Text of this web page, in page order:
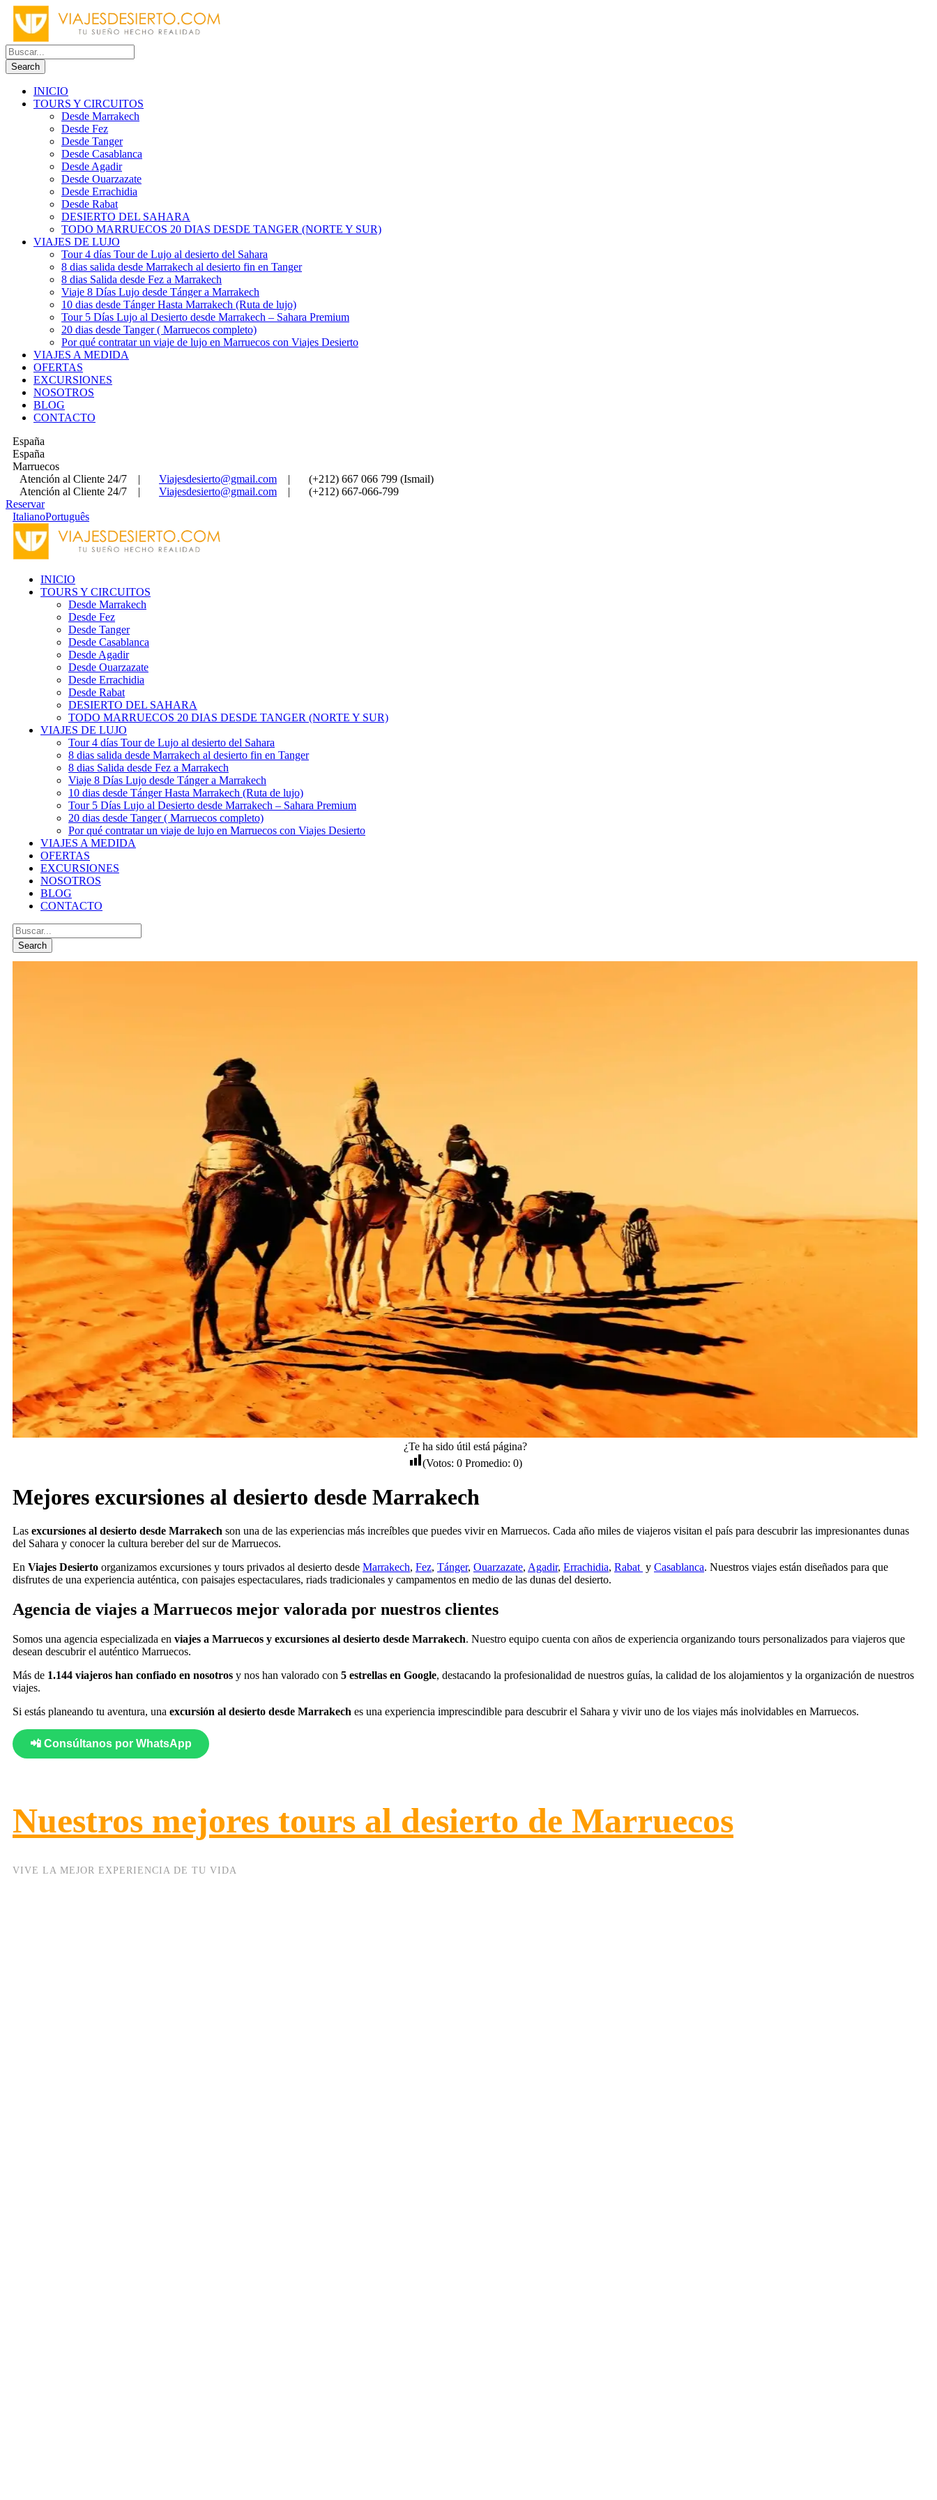
INICIO
TOURS Y CIRCUITOS
Desde Marrakech
Desde Fez
Desde Tanger
Desde Casablanca
Desde Agadir
Desde Ouarzazate
Desde Errachidia
Desde Rabat
DESIERTO DEL SAHARA
TODO MARRUECOS 20 DIAS DESDE TANGER (NORTE Y SUR)
VIAJES DE LUJO
Tour 4 días Tour de Lujo al desierto del Sahara
8 dias salida desde Marrakech al desierto fin en Tanger
8 dias Salida desde Fez a Marrakech
Viaje 8 Días Lujo desde Tánger a Marrakech
10 dias desde Tánger Hasta Marrakech (Ruta de lujo)
Tour 5 Días Lujo al Desierto desde Marrakech – Sahara Premium
20 dias desde Tanger ( Marruecos completo)
Por qué contratar un viaje de lujo en Marruecos con Viajes Desierto
VIAJES A MEDIDA
OFERTAS
EXCURSIONES
NOSOTROS
BLOG
CONTACTO
España
España
Marruecos
Atención al Cliente 24/7
| Viajesdesierto@gmail.com |
(+212) 667 066 799 (Ismail)
Atención al Cliente 24/7
| Viajesdesierto@gmail.com |
(+212) 667-066-799
Reservar
ItalianoPortuguês
INICIO
TOURS Y CIRCUITOS
Desde Marrakech
Desde Fez
Desde Tanger
Desde Casablanca
Desde Agadir
Desde Ouarzazate
Desde Errachidia
Desde Rabat
DESIERTO DEL SAHARA
TODO MARRUECOS 20 DIAS DESDE TANGER (NORTE Y SUR)
VIAJES DE LUJO
Tour 4 días Tour de Lujo al desierto del Sahara
8 dias salida desde Marrakech al desierto fin en Tanger
8 dias Salida desde Fez a Marrakech
Viaje 8 Días Lujo desde Tánger a Marrakech
10 dias desde Tánger Hasta Marrakech (Ruta de lujo)
Tour 5 Días Lujo al Desierto desde Marrakech – Sahara Premium
20 dias desde Tanger ( Marruecos completo)
Por qué contratar un viaje de lujo en Marruecos con Viajes Desierto
VIAJES A MEDIDA
OFERTAS
EXCURSIONES
NOSOTROS
BLOG
CONTACTO
¿Te ha sido útil está página?
(Votos: 0Promedio: 0)
Mejores excursiones al desierto desde Marrakech
Las excursiones al desierto desde Marrakech son una de las experiencias más increíbles que puedes vivir en Marruecos. Cada año miles de viajeros visitan el país para descubrir las impresionantes dunas
del Sahara y conocer la cultura bereber del sur de Marruecos.
En Viajes Desierto organizamos excursiones y tours privados al desierto desde Marrakech, Fez, Tánger, Ouarzazate, Agadir, Errachidia, Rabat y Casablanca. Nuestros viajes están diseñados para que
disfrutes de una experiencia auténtica, con paisajes espectaculares, riads tradicionales y campamentos en medio de las dunas del desierto.
Agencia de viajes a Marruecos mejor valorada por nuestros clientes
Somos una agencia especializada en viajes a Marruecos y excursiones al desierto desde Marrakech. Nuestro equipo cuenta con años de experiencia organizando tours personalizados para viajeros que
desean descubrir el auténtico Marruecos.
Más de 1.144 viajeros han confiado en nosotros y nos han valorado con 5 estrellas en Google, destacando la profesionalidad de nuestros guías, la calidad de los alojamientos y la organización de nuestros
viajes.
Si estás planeando tu aventura, una excursión al desierto desde Marrakech es una experiencia imprescindible para descubrir el Sahara y vivir uno de los viajes más inolvidables en Marruecos.
📲 Consúltanos por WhatsApp
Nuestros mejores tours al desierto de Marruecos
VIVE LA MEJOR EXPERIENCIA DE TU VIDA